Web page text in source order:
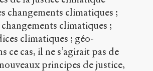
changements climatiques ;
climatiques ;
climatiques ; géo-
ce cas, il ne s’agirait pas de
principes de justice,